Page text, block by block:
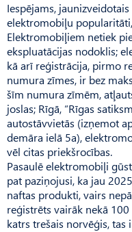
Iespējams,
elektromobiļu
Elektromobiļiem netiek
ekspluatācijas nodoklis;
kā arī reģistrācija, pirmo
numura zīmes, ir bez
šīm numura zīmēm,
joslas; Rīgā, “Rīgas
autostāvvietās (izņemot
demāra ielā 5a),
vēl citas priekšrocības.
Pasaulē elektromobiļi
pat paziņojusi, ka jau
naftas produkti, vairs
reģistrēts vairāk nekā
katrs trešais norvēģis, tas